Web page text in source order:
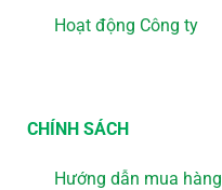
Hoạt động Công ty
CHÍNH SÁCH
Hướng dẫn mua hàng